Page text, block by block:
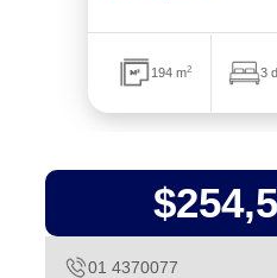
194 m2 3
01 4370077